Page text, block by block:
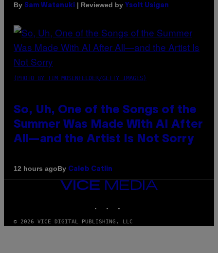
By Sam Watanuki | Reviewed by Ysolt Usigan
(PHOTO BY TIM MOSENFELDER/GETTY IMAGES)
So, Uh, One of the Songs of the
Summer Was Made With AI After
All—and the Artist Is Not Sorry
12 hours agoBy Caleb Catlin
VICE
MEDIA
© 2026 VICE DIGITAL PUBLISHING, LLC